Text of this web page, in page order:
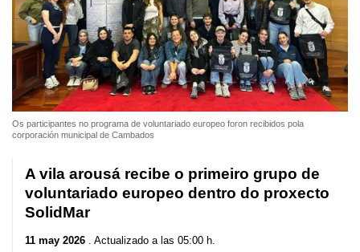
Os participantes no programa de voluntariado europeo foron recibidos pola
corporación municipal de Cambados
A vila arousá recibe o primeiro grupo de
voluntariado europeo dentro do proxecto
SolidMar
11 may 2026 . Actualizado a las 05:00 h.